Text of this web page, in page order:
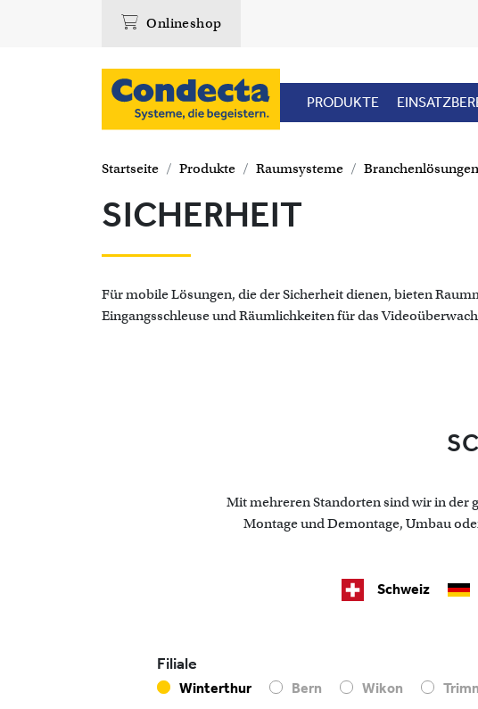
Onlineshop
PRODUKTE
Startseite Produkte Raumsysteme Branchenlösungen
SICHERHEIT
Für mobile Lösungen, die der Sicherheit dienen, bieten
Eingangsschleuse und Räumlichkeiten für das
Mit mehreren Standorten sind wir in der
Montage und Demontage, Umbau
Schweiz
Filiale
Winterthur Bern Wikon